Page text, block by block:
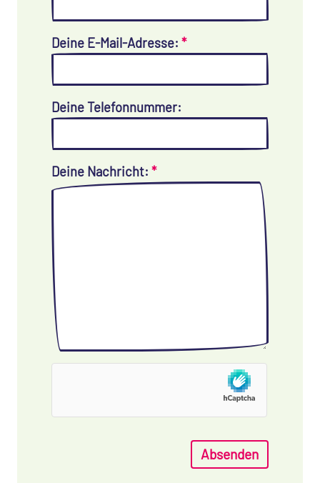
Deine E-Mail-Adresse: *
Deine Telefonnummer:
Deine Nachricht: *
Absenden